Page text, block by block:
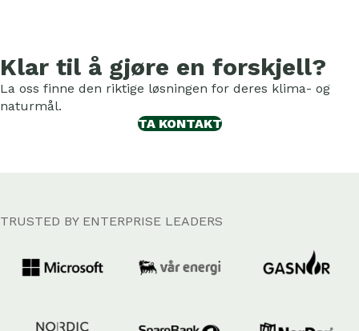
Klar til å gjøre en forskjell?
La oss finne den riktige løsningen for deres klima- og
naturmål.
TA KONTAKT
TRUSTED BY ENTERPRISE LEADERS